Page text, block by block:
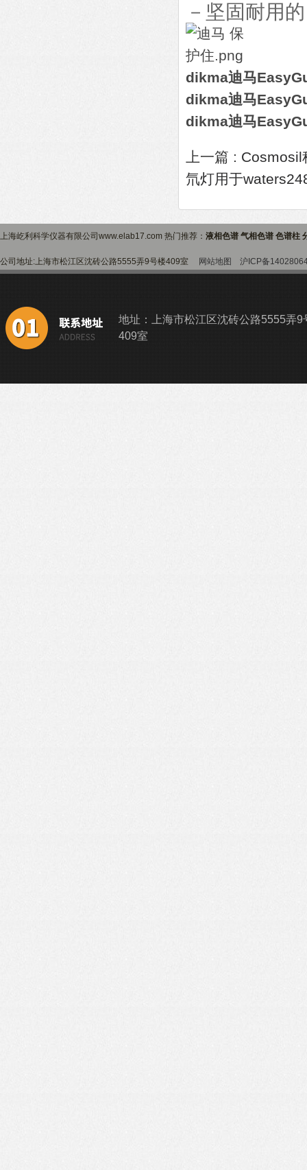
－坚固耐用
dikma迪马
dikma迪马
dikma迪马
上一篇 : Cosmosil
氘灯用于
上海屹利科学仪器有限公司www.elab17.com 热门推荐： 液相色谱 气相色谱 色谱柱
公司地址:上海市松江区沈砖公路5555弄9号楼409室 网站地图 沪ICP备
地址：上海市松江区沈砖公路5555弄9
409室